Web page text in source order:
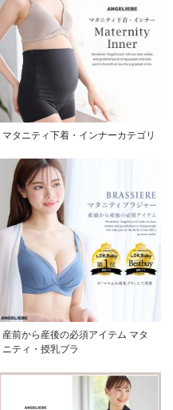
マタニティ下着・インナーカテゴリ
産前から産後の必須アイテム マタ
ニティ・授乳ブラ